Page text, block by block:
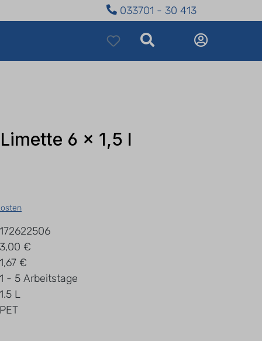
033701 - 30 413
6 x 1,5 l
172622506
3,00 €
1,67 €
1 - 5 Arbeitstage
1.5 L
PET